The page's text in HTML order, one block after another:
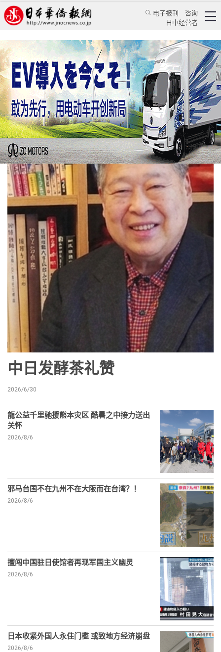
电子报刊
咨询
日中经营者
中日发酵茶礼赞
2026/6/30
龍公益千里驰援熊本灾区 酷暑之中接力送出
关怀
2026/8/6
邪马台国不在九州不在大阪而在台湾？！
2026/8/6
擅闯中国驻日使馆者再现军国主义幽灵
2026/8/6
日本收紧外国人永住门槛 或致地方经济崩盘
2026/8/6